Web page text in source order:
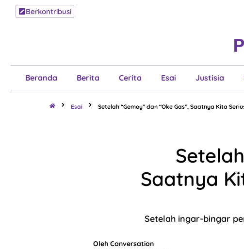
Berkontribusi
Beranda Berita Cerita Esai Justisia
Berita
Esai Setelah “Gemoy” dan “Oke Gas”, Saatnya Kita
Saatnya
Setelah ingar-bingar
Oleh Conversation